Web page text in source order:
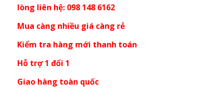
lòng liên hệ: 098 148 6162
Mua càng nhiều giá càng rẻ
Kiểm tra hàng mới thanh toán
Hỗ trợ 1 đổi 1
Giao hàng toàn quốc